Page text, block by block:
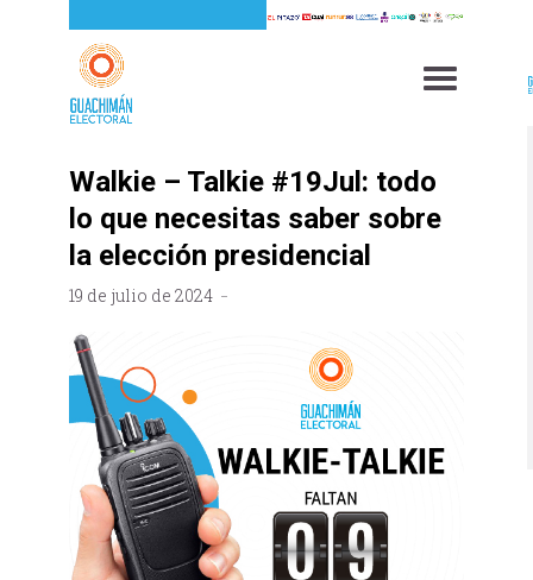
Walkie – Talkie #19Jul: todo
lo que necesitas saber sobre
la elección presidencial
19 de julio de 2024